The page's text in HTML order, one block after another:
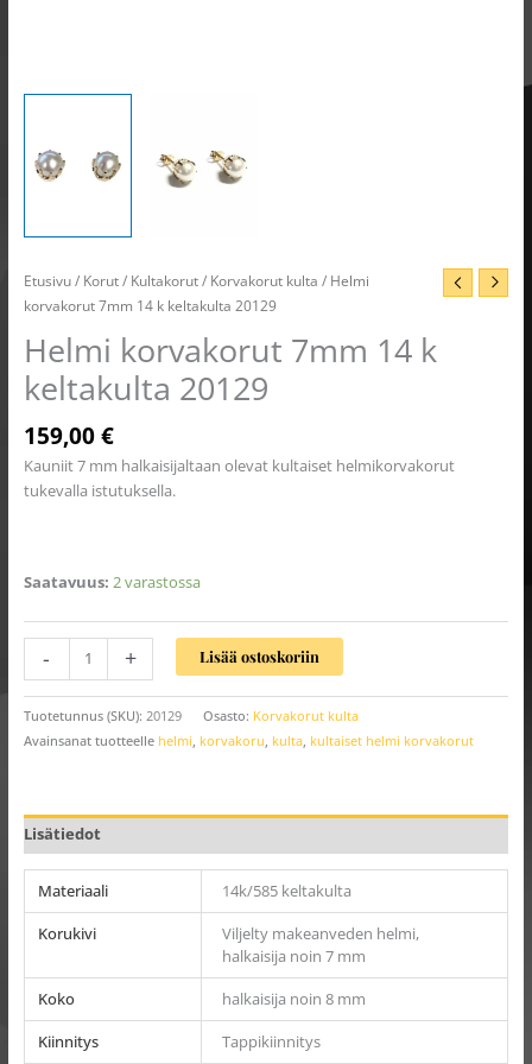
Etusivu/ Korut/ Kultakorut/ Korvakorut kulta / Helmi
korvakorut 7mm 14 k keltakulta 20129
Helmi korvakorut 7mm 14 k
keltakulta 20129
159,00€
Kauniit 7 mm halkaisijaltaan olevat kultaiset helmikorvakorut
tukevalla istutuksella.
Saatavuus: 2 varastossa
- + Lisää ostoskoriin
Tuotetunnus (SKU): 20129 Osasto: Korvakorut kulta
Avainsanat tuotteelle helmi, korvakoru, kulta, kultaiset helmi korvakorut
Lisätiedot
Materiaali
14k/585 keltakulta
Korukivi
Viljelty makeanveden helmi,
halkaisija noin 7 mm
Koko
halkaisija noin 8 mm
Kiinnitys
Tappikiinnitys